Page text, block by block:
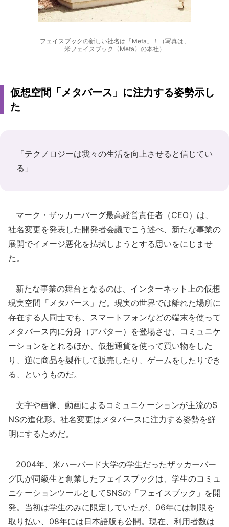
フェイスブックの新しい社名は「Meta」！（写真は、
米フェイスブック〈Meta〉の本社）
仮想空間「メタバース」に注力する姿勢示し
た
「テクノロジーは我々の生活を向上させると信じてい
る」
マーク・ザッカーバーグ最高経営責任者（CEO）は、
社名変更を発表した開発者会議でこう述べ、新たな事業の
展開でイメージ悪化を払拭しようとする思いをにじませ
た。
新たな事業の舞台となるのは、インターネット上の仮想
現実空間「メタバース」だ。現実の世界では離れた場所に
存在する人同士でも、スマートフォンなどの端末を使って
メタバース内に分身（アバター）を登場させ、コミュニケ
ーションをとれるほか、仮想通貨を使って買い物をした
り、逆に商品を製作して販売したり、ゲームをしたりでき
る、というものだ。
文字や画像、動画によるコミュニケーションが主流のS
NSの進化形。社名変更はメタバースに注力する姿勢を鮮
明にするためだ。
2004年、米ハーバード大学の学生だったザッカーバー
グ氏が同級生と創業したフェイスブックは、学生のコミュ
ニケーションツールとしてSNSの「フェイスブック」を開
発。当初は学生のみに限定していたが、06年には制限を
取り払い、08年には日本語版も公開。現在、利用者数は